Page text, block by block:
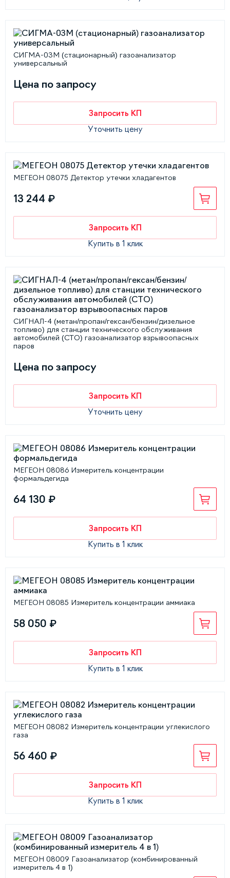
СИГМА-03М (стационарный) газоанализатор
универсальный
Цена по запросу
Запросить КП
Уточнить цену
МЕГЕОН 08075 Детектор утечки хладагентов
13 244 ₽
Запросить КП
Купить в 1 клик
СИГНАЛ-4 (метан/пропан/гексан/бензин/дизельное
топливо) для станции технического обслуживания
автомобилей (СТО) газоанализатор взрывоопасных
паров
Цена по запросу
Запросить КП
Уточнить цену
МЕГЕОН 08086 Измеритель концентрации
формальдегида
64 130 ₽
Запросить КП
Купить в 1 клик
МЕГЕОН 08085 Измеритель концентрации аммиака
58 050 ₽
Запросить КП
Купить в 1 клик
МЕГЕОН 08082 Измеритель концентрации углекислого
газа
56 460 ₽
Запросить КП
Купить в 1 клик
МЕГЕОН 08009 Газоанализатор (комбинированный
измеритель 4 в 1)